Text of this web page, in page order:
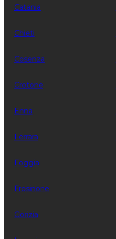
Catania
Chieti
Cosenza
Crotone
Enna
Ferrara
Foggia
Frosinone
Gorizia